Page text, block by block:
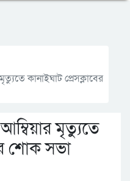
কানাইঘাট প্রেসক্লাবের
মৃত্যুতে
শোক সভা